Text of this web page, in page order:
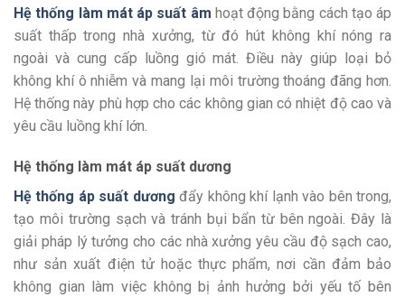
Hệ thống làm mát áp suất âm hoạt động bằng cách tạo áp
suất thấp trong nhà xưởng, từ đó hút không khí nóng ra
ngoài và cung cấp luồng gió mát. Điều này giúp loại bỏ
không khí ô nhiễm và mang lại môi trường thoáng đãng hơn.
Hệ thống này phù hợp cho các không gian có nhiệt độ cao và
yêu cầu luồng khí lớn.
Hệ thống làm mát áp suất dương
Hệ thống áp suất dương đẩy không khí lạnh vào bên trong,
tạo môi trường sạch và tránh bụi bẩn từ bên ngoài. Đây là
giải pháp lý tưởng cho các nhà xưởng yêu cầu độ sạch cao,
như sản xuất điện tử hoặc thực phẩm, nơi cần đảm bảo
không gian làm việc không bị ảnh hưởng bởi yếu tố bên